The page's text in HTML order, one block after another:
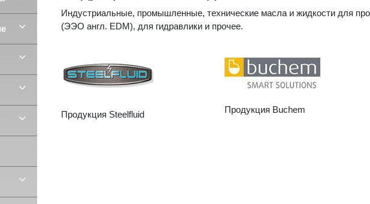
Индустриальные, промышленные, технические масла и жидкости для
(ЭЭО англ. EDM), для гидравлики и прочее.
Продукция Steelfluid Продукция Buchem